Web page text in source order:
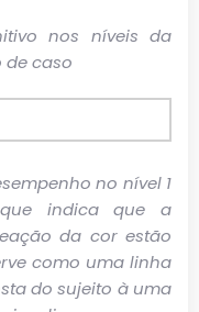
nos níveis da
de caso
no nível 1
indica que a
da cor estão
como uma linha
do sujeito à uma